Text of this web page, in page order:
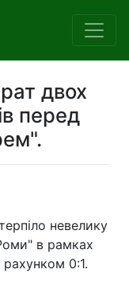
двох
перед
невелику
в рамках
0:1.